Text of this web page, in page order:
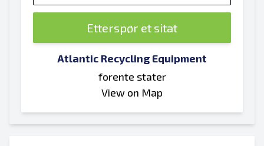
Etterspør et sitat
Atlantic Recycling Equipment
forente stater
View on Map